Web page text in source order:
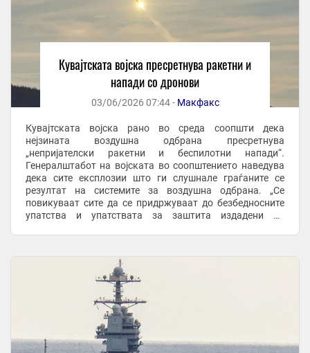
Кувајтската војска пресретнува ракетни и
напади со дронови
03/06/2026 07:44 - Макфакс
Кувајтската војска рано во среда соопшти дека
нејзината воздушна одбрана пресретнува
„непријателски ракетни и беспилотни напади“.
Генералштабот на војската во соопштението наведува
дека сите експлозии што ги слушнале граѓаните се
резултат на системите за воздушна одбрана. „Се
повикуваат сите да се придржуваат до безбедносните
упатства и упатствата за заштита издадени од